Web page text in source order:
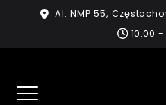
content
Al. NMP 55,
10:00 -